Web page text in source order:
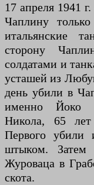
17 апреля 1941
Чаплину
итальянские
сторону
солдатами и
усташей из
день убили в
именно Йоко
Никола, 65
Первого убили
штыком. Затем
Журоваца в
скота.